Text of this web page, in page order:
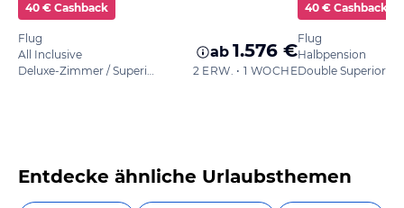
40 € Cashback
Flug
All Inclusive
Deluxe-Zimmer / Superior
ab 1.576 €
2 ERW. • 1 WOCHE
40 € Cashback
Flug
Halbpension
Entdecke ähnliche Urlaubsthemen